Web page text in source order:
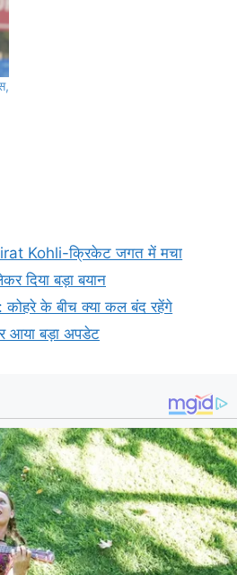
Kohli-क्रिकेट जगत में मचा
दिया बड़ा बयान
के बीच क्या कल बंद रहेंगे
आया बड़ा अपडेट